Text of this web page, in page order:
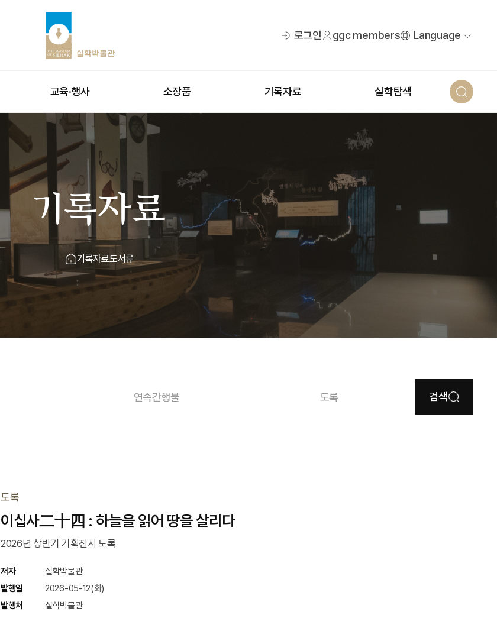
로그인 ggc members Language
교육·행사 소장품 기록자료 실학탐색
기록자료
기록자료도서류
연속간행물 도록 검색
도록
이십사二十四 : 하늘을 읽어 땅을 살리다
2026년 상반기 기획전시 도록
저자
실학박물관
발행일
2026-05-12(화)
발행처
실학박물관